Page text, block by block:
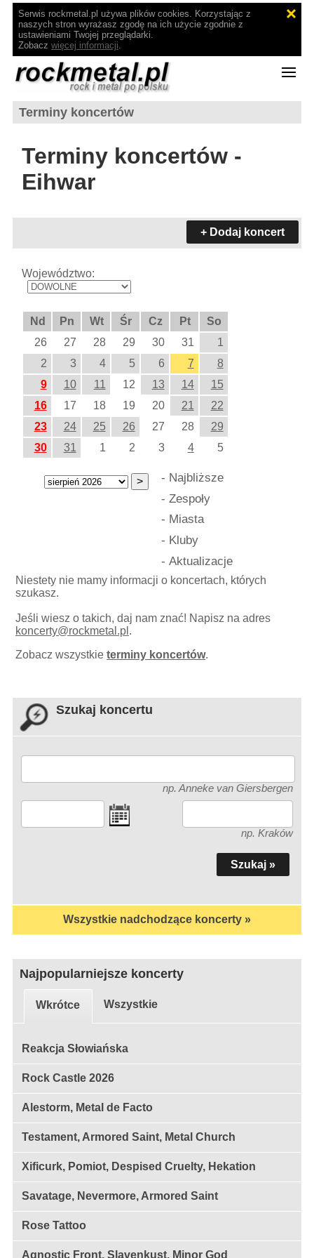
Serwis rockmetal.pl używa plików cookies. Korzystając z
naszych stron wyrażasz zgodę na ich użycie zgodnie z
ustawieniami Twojej przeglądarki.
Zobacz więcej informacji.
Terminy koncertów
Terminy koncertów -
Eihwar
+ Dodaj koncert
Województwo:
Nd Pn Wt Śr Cz Pt
So
26
27 28 29 30 31
1
2
3 4 5 6 7
8
9
10 11 12 13 14
15
16
17 18 19 20 21
22
23
24 25 26 27 28
29
30
31 1 2 3 4 5
- Najbliższe
- Zespoły
- Miasta
- Kluby
- Aktualizacje
Niestety nie mamy informacji o koncertach, których
szukasz.
Jeśli wiesz o takich, daj nam znać! Napisz na adres
koncerty@rockmetal.pl .
Zobacz wszystkieterminy koncertów.
Szukaj koncertu
np. Anneke van Giersbergen
np. Kraków
Wszystkie nadchodzące koncerty »
Najpopularniejsze koncerty
Wkrótce Wszystkie
Reakcja Słowiańska
Rock Castle 2026
Alestorm, Metal de Facto
Testament, Armored Saint, Metal Church
Xificurk, Pomiot, Despised Cruelty, Hekation
Savatage, Nevermore, Armored Saint
Rose Tattoo
Agnostic Front, Slavenkust, Minor God